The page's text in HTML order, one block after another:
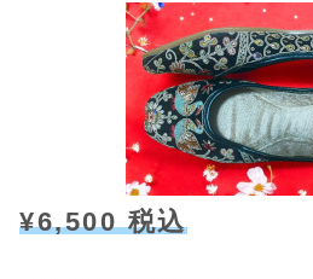
¥6,500 税込